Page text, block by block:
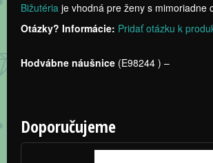
Bižutéria je vhodná pre ženy s mimoriadne
Otázky? Informácie: Pridať otázku k
Hodvábne náušnice (E98244 ) –
Doporučujeme